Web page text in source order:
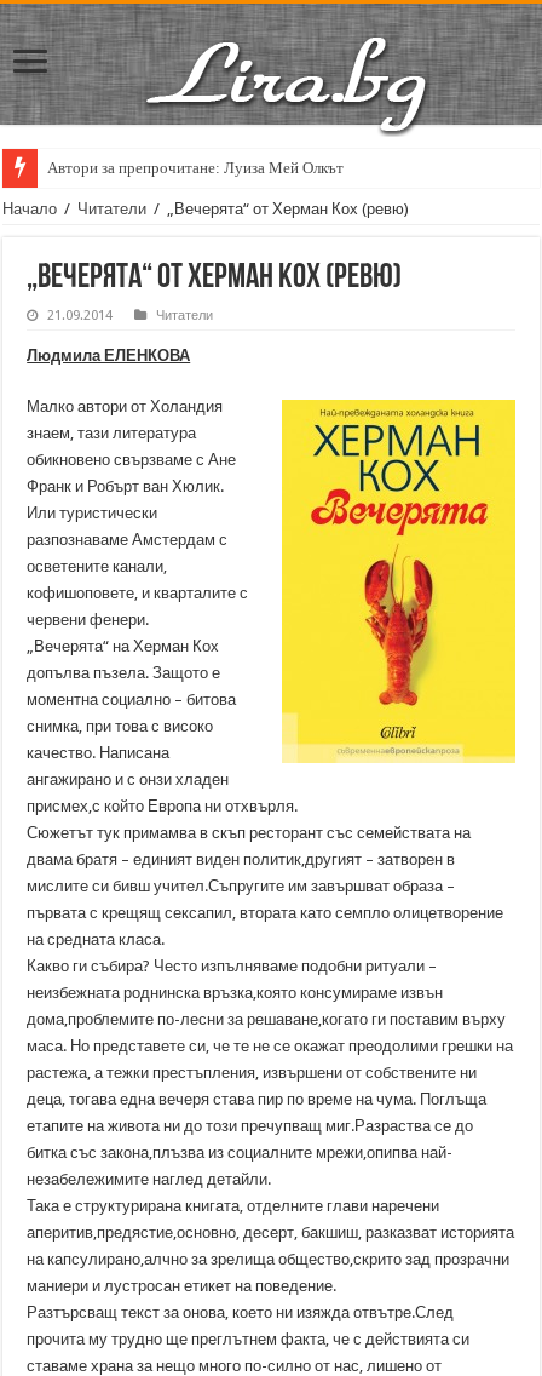
Автори за препрочитане: Луиза Мей Олкът
Начало / Читатели / „Вечерята“ от Херман Кох (ревю)
„Вечерята“ от Херман Кох (ревю)
21.09.2014 Читатели
Людмила ЕЛЕНКОВА
Малко автори от Холандия
знаем, тази литература
обикновено свързваме с Ане
Франк и Робърт ван Хюлик.
Или туристически
разпознаваме Амстердам с
осветените канали,
кофишоповете, и кварталите с
червени фенери.
„Вечерята“ на Херман Кох
допълва пъзела. Защото е
моментна социално – битова
снимка, при това с високо
качество. Написана
ангажирано и с онзи хладен
присмех,с който Европа ни отхвърля.
Сюжетът тук примамва в скъп ресторант със семействата на
двама братя – единият виден политик,другият – затворен в
мислите си бивш учител.Съпругите им завършват образа –
първата с крещящ сексапил, втората като семпло олицетворение
на средната класа.
Какво ги събира? Често изпълняваме подобни ритуали –
неизбежната роднинска връзка,която консумираме извън
дома,проблемите по-лесни за решаване,когато ги поставим върху
маса. Но представете си, че те не се окажат преодолими грешки на
растежа, а тежки престъпления, извършени от собствените ни
деца, тогава една вечеря става пир по време на чума. Поглъща
етапите на живота ни до този пречупващ миг.Разраства се до
битка със закона,плъзва из социалните мрежи,опипва най-
незабележимите наглед детайли.
Така е структурирана книгата, отделните глави наречени
аперитив,предястие,основно, десерт, бакшиш, разказват историята
на капсулирано,алчно за зрелища общество,скрито зад прозрачни
маниери и лустросан етикет на поведение.
Разтърсващ текст за онова, което ни изяжда отвътре.След
прочита му трудно ще преглътнем факта, че с действията си
ставаме храна за нещо много по-силно от нас, лишено от